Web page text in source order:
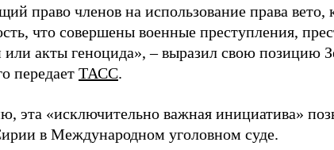
право членов на использование права вето,
что совершены военные преступления,
или акты геноцида», – выразил свою позицию
передает ТАСС.
эта «исключительно важная инициатива»
в Международном уголовном суде.